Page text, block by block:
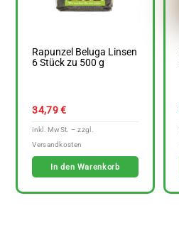
Rapunzel Beluga Linsen
6 Stück zu 500 g
34,79€
In den Warenkorb